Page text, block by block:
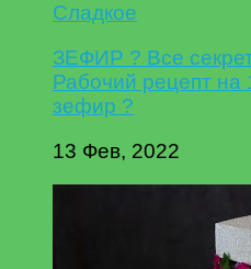
Сладкое
ЗЕФИР ? Все
Рабочий рецепт на
зефир ?
13 Фев, 2022